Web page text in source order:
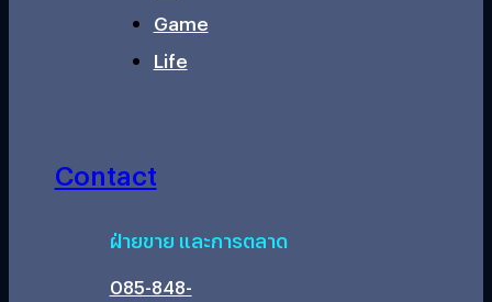
Game
Life
Contact
ฝ่ายขาย และการตลาด
085-848-